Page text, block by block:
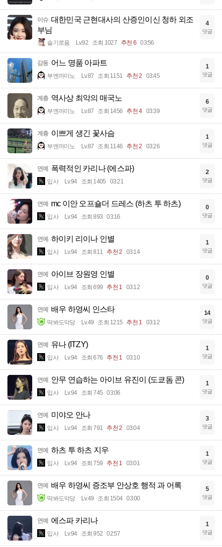
이슈 대한민국 근현대사의 산증인이신 청하 외조
부님
슬기로움 Lv.92 조회 1027 추천 6 03:56
4
댓글
감동 어느 명품 아파트
부엔까미노 Lv.87 조회 1151 추천 2 03:45
1
댓글
계층 역사상 최악의 매국노
부엔까미노 Lv.87 조회 1456 추천 4 03:39
6
댓글
계층 이쁘게 생긴 꽃사슴
부엔까미노 Lv.87 조회 1146 추천 2 03:26
1
댓글
연예 폭력적인 카리나 (에스파)
입사 Lv.94 조회 1405 03:21
2
댓글
연예 mc 이안 오프숄더 드레스 (하츠 투 하츠)
입사 Lv.94 조회 893 03:16
0
댓글
연예 하이키 리이나 인별
입사 Lv.94 조회 811 추천 2 03:14
1
댓글
연예 아이브 장원영 인별
입사 Lv.94 조회 699 추천 1 03:12
0
댓글
연예 배우 하영씨 인스타
딱봐도악당 Lv.49 조회 1215 추천 1 03:12
14
댓글
연예 유나 (ITZY)
입사 Lv.94 조회 676 추천 1 03:10
1
댓글
연예 안무 연습하는 아이브 유진이 (도쿄돔 콘)
입사 Lv.94 조회 745 03:06
1
댓글
연예 미야오 안나
입사 Lv.94 조회 791 추천 2 03:04
3
댓글
연예 하츠 투 하츠 지우
입사 Lv.94 조회 759 추천 1 03:01
1
댓글
연예 배우 하영씨 증조부 안상호 행적 과 어록
딱봐도악당 Lv.49 조회 1504 03:00
5
댓글
연예 에스파 카리나
입사 Lv.94 조회 952 02:57
1
댓글